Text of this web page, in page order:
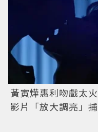
黃寅燁惠利吻戲太
影片「放大調亮」